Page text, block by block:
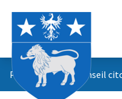
Propositions du conseil